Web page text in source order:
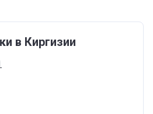
в Киргизии